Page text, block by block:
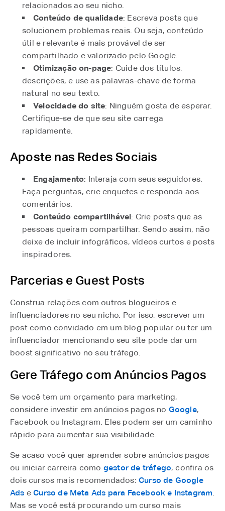
relacionados ao seu nicho.
Conteúdo de qualidade: Escreva posts que
solucionem problemas reais. Ou seja, conteúdo
útil e relevante é mais provável de ser
compartilhado e valorizado pelo Google.
Otimização on-page: Cuide dos títulos,
descrições, e use as palavras-chave de forma
natural no seu texto.
Velocidade do site: Ninguém gosta de esperar.
Certifique-se de que seu site carrega
rapidamente.
Aposte nas Redes Sociais
Engajamento: Interaja com seus seguidores.
Faça perguntas, crie enquetes e responda aos
comentários.
Conteúdo compartilhável: Crie posts que as
pessoas queiram compartilhar. Sendo assim, não
deixe de incluir infográficos, vídeos curtos e posts
inspiradores.
Parcerias e Guest Posts
Construa relações com outros blogueiros e
influenciadores no seu nicho. Por isso, escrever um
post como convidado em um blog popular ou ter um
influenciador mencionando seu site pode dar um
boost significativo no seu tráfego.
Gere Tráfego com Anúncios Pagos
Se você tem um orçamento para marketing,
considere investir em anúncios pagos no Google,
Facebook ou Instagram. Eles podem ser um caminho
rápido para aumentar sua visibilidade.
Se acaso você quer aprender sobre anúncios pagos
ou iniciar carreira como gestor de tráfego, confira os
dois cursos mais recomendados: Curso de Google
Ads eCurso de Meta Ads para Facebook e Instagram.
Mas se você está procurando um curso mais